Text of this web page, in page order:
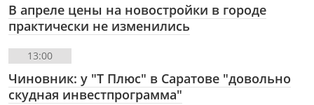
В апреле цены на новостройки в городе
практически не изменились
13:00
Чиновник: у "Т Плюс" в Саратове "довольно
скудная инвестпрограмма"